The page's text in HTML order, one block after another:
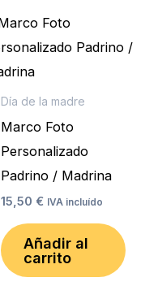
Día de la madre
Marco Foto
Personalizado
Padrino / Madrina
15,50 € IVA incluído
Añadir al
carrito